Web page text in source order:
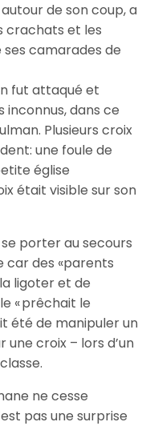
de son coup, a
crachats et les
camarades de
fut attaqué et
dans ce
Plusieurs croix
une foule de
église
était visible sur son
porter au secours
car des «parents
ligoter et de
« prêchait le
été de manipuler un
croix – lors d’un
ne cesse
pas une surprise